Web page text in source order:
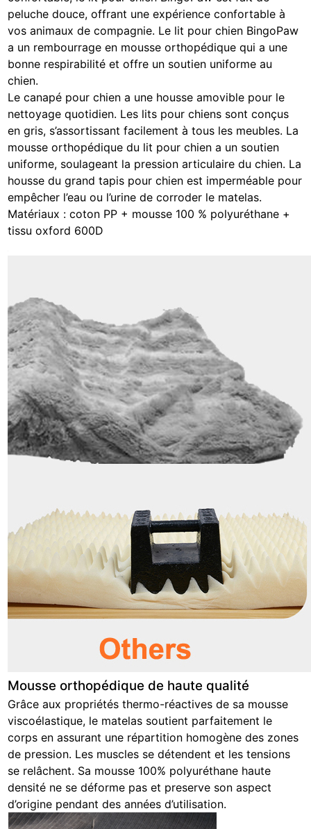
peluche douce, offrant une expérience confortable à
vos animaux de compagnie. Le lit pour chien BingoPaw
a un rembourrage en mousse orthopédique qui a une
bonne respirabilité et offre un soutien uniforme au
chien.
Le canapé pour chien a une housse amovible pour le
nettoyage quotidien. Les lits pour chiens sont conçus
en gris, s’assortissant facilement à tous les meubles. La
mousse orthopédique du lit pour chien a un soutien
uniforme, soulageant la pression articulaire du chien. La
housse du grand tapis pour chien est imperméable pour
empêcher l’eau ou l’urine de corroder le matelas.
Matériaux : coton PP + mousse 100 % polyuréthane +
tissu oxford 600D
Mousse orthopédique de haute qualité
Grâce aux propriétés thermo-réactives de sa mousse
viscoélastique, le matelas soutient parfaitement le
corps en assurant une répartition homogène des zones
de pression. Les muscles se détendent et les tensions
se relâchent. Sa mousse 100% polyuréthane haute
densité ne se déforme pas et preserve son aspect
d’origine pendant des années d’utilisation.